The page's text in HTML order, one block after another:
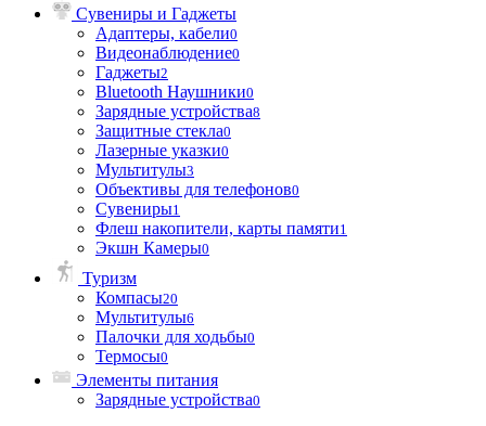
Сувениры и Гаджеты
Адаптеры, кабели0
Видеонаблюдение0
Гаджеты2
Bluetooth Наушники0
Зарядные устройства8
Защитные стекла0
Лазерные указки0
Мультитулы3
Объективы для телефонов0
Сувениры1
Флеш накопители, карты памяти1
Экшн Камеры0
Туризм
Компасы20
Мультитулы6
Палочки для ходьбы0
Термосы0
Элементы питания
Зарядные устройства0